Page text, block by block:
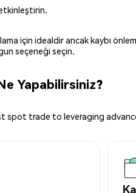
için idealdir ancak kaybı
seçeneği seçin.
Yapabilirsiniz?
spot trade to leveraging